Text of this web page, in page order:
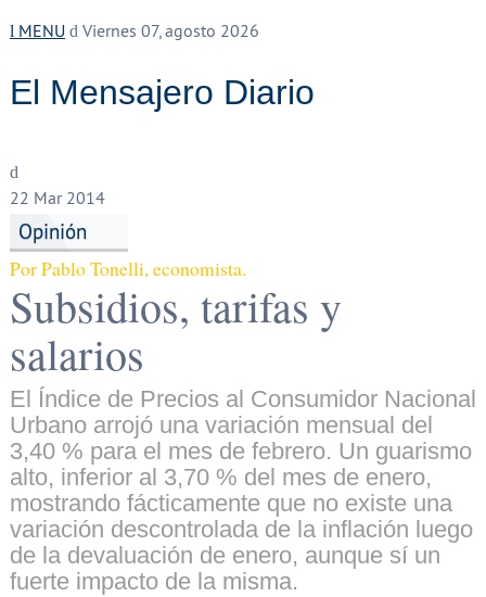
MENU Viernes 07, agosto 2026
El Mensajero Diario
22 Mar 2014
Opinión
Por Pablo Tonelli, economista.
Subsidios, tarifas y
salarios
El Índice de Precios al Consumidor Nacional
Urbano arrojó una variación mensual del
3,40 % para el mes de febrero. Un guarismo
alto, inferior al 3,70 % del mes de enero,
mostrando fácticamente que no existe una
variación descontrolada de la inflación luego
de la devaluación de enero, aunque sí un
fuerte impacto de la misma.